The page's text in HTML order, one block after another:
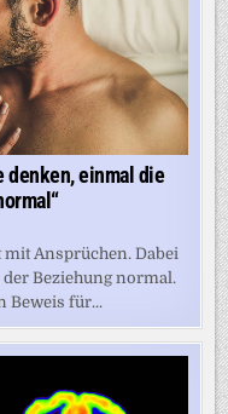
denken, einmal die
Ansprüchen. Dabei
Beziehung normal.
Beweis für...